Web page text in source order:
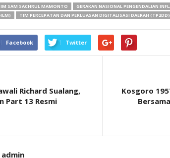
SAM SACHRUL MAMONTO
GERAKAN NASIONAL PENGENDALIAN
TIM PERCEPATAN DAN PERLUASAN DIGITALISASI DAERAH (TP2DD)
Facebook Twitter
Richard Sualang,
Part 13 Resmi
Kosgoro
admin